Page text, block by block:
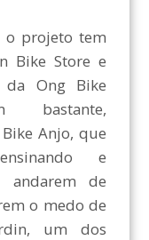
projeto tem
Bike Store e
da Ong Bike
bastante,
Anjo, que
e
andarem de
o medo de
um dos